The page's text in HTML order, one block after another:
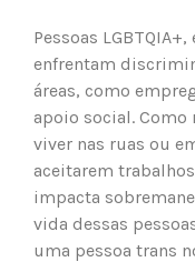
Pessoas
enfrentam
áreas, como
apoio social. Como
viver nas ruas ou
aceitarem
impacta
vida dessas
uma pessoa trans